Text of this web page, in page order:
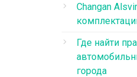
Changan
Где найти
города